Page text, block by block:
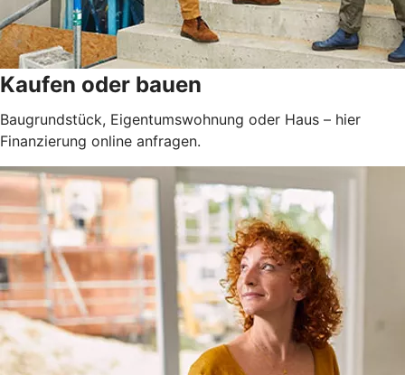
Kaufen oder bauen
Baugrundstück, Eigentumswohnung oder Haus – hier
Finanzierung online anfragen.